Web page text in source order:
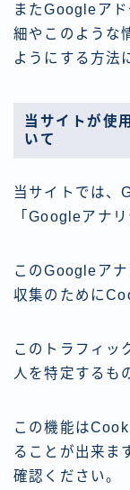
またGoogleア
細やこのような
ようにする方法
当サイトが使
いて
当サイトでは、
「Googleアナ
このGoogleア
収集のために
このトラフィッ
人を特定するも
この機能は
ることが出来ま
確認ください。